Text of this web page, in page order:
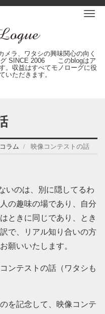
ラ、ワタシの興味関心の向く
グ SINCE 2006 このblogはア
。収益はすべてモノローグに役
いただきます。
ラム 映像コンテストの話
いのは、別に隠してるわ
の趣味の場であり、自分
ときに同じであり、とき
で、リアル知り合いの方
願いいたします。
ンテストの話（ワタシも
を記念して、映像コンテ